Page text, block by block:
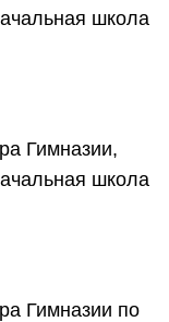
школа
Гимназии,
школа
Гимназии по